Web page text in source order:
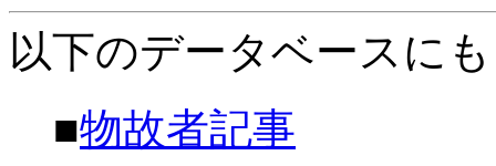
以下のデータベースに
■物故者記事